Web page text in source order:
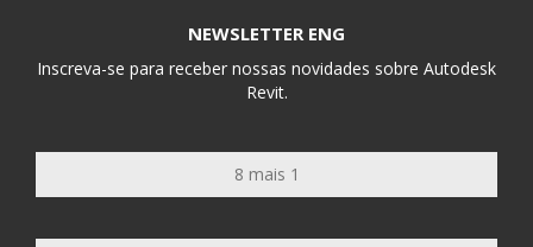
NEWSLETTER ENG
Inscreva-se para receber nossas novidades sobre Autodesk
Revit.